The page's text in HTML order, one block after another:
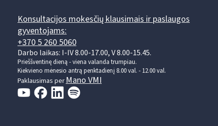
Konsultacijos mokesčių klausimais ir paslaugos
gyventojams:
+370 5 260 5060
Darbo laikas: I-IV 8.00-17.00, V 8.00-15.45.
Prieššventinę dieną - viena valanda trumpiau.
Kiekvieno mėnesio antrą penktadienį 8.00 val. - 12.00 val.
Paklausimas perMano VMI